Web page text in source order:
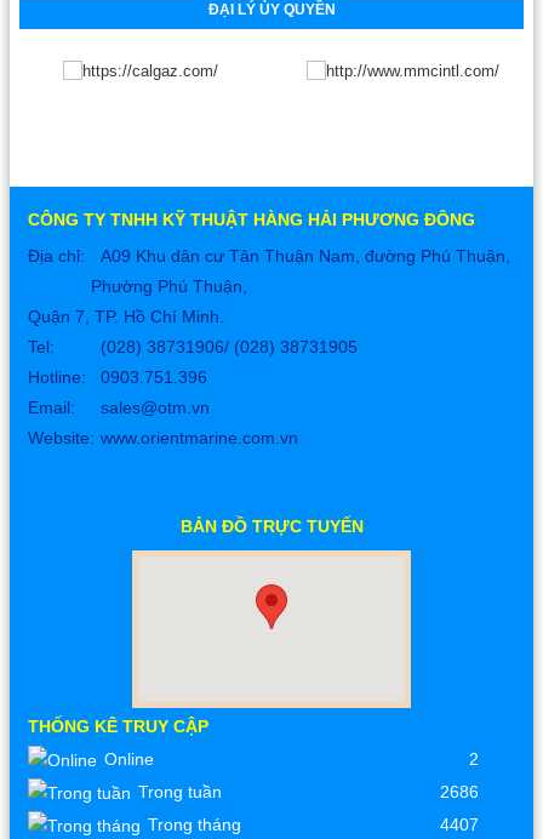
ĐẠI LÝ ỦY QUYỀN
CÔNG TY TNHH KỸ THUẬT HÀNG HẢI PHƯƠNG ĐÔNG
Địa chỉ:
A09 Khu dân cư Tân Thuận Nam, đường Phú Thuận,
Phường Phú Thuận,
Quận 7, TP. Hồ Chí Minh.
Tel:
(028) 38731906/ (028) 38731905
Hotline: 0903.751.396
Email:
sales@otm.vn
Website: www.orientmarine.com.vn
BẢN ĐỒ TRỰC TUYẾN
THỐNG KÊ TRUY CẬP
Online
2
Trong tuần
2686
Trong tháng
4407